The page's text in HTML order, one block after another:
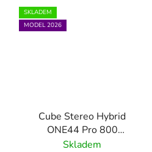
SKLADEM
MODEL 2026
Cube Stereo Hybrid
ONE44 Pro 800
shiftblush´n´raisin
Skladem